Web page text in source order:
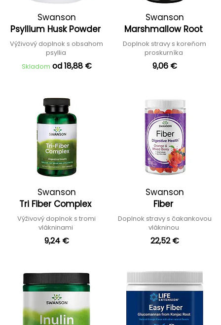
Swanson
Psyllium Husk Powder
Výživový doplnok s obsahom
psyllia
Skladom od 18,88 €
Swanson
Marshmallow Root
Doplnok stravy s koreňom
proskurníka
9,06 €
Swanson
Tri Fiber Complex
Výživový doplnok s tromi
vlákninami
9,24 €
Swanson
Fiber
Doplnok stravy s čakankovou
vlákninou
22,52 €